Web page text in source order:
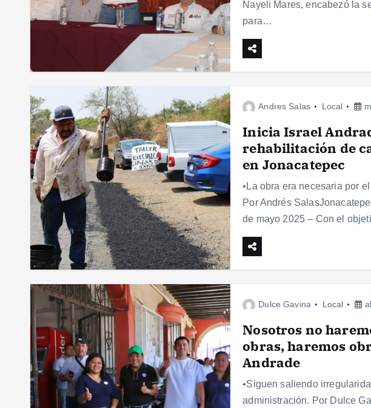
Nayeli Mares, encabezó la
para…
Andres Salas Local
Inicia Israel
rehabilitación de
en Jonacatepec
•La obra era necesaria por
Por Andrés
de mayo 2025 – Con el
Dulce Gavina Local
Nosotros no
obras, haremos
Andrade
•Siguen saliendo
administración. Por Dulce